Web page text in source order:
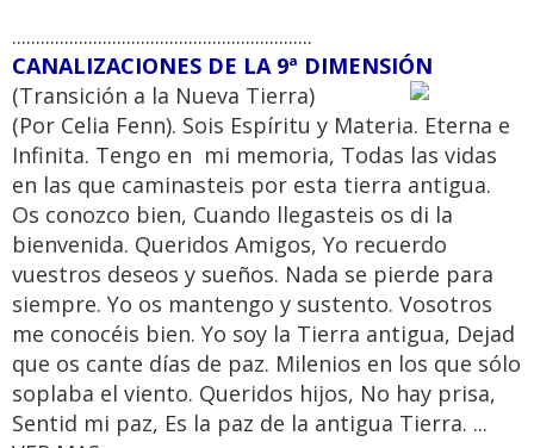
...............................................................
CANALIZACIONES DE LA 9ª DIMENSIÓN
(Transición a la Nueva Tierra)
(Por Celia Fenn). Sois Espíritu y Materia. Eterna e
Infinita. Tengo en mi memoria, Todas las vidas
en las que caminasteis por esta tierra antigua.
Os conozco bien, Cuando llegasteis os di la
bienvenida. Queridos Amigos, Yo recuerdo
vuestros deseos y sueños. Nada se pierde para
siempre. Yo os mantengo y sustento. Vosotros
me conocéis bien. Yo soy la Tierra antigua, Dejad
que os cante días de paz. Milenios en los que sólo
soplaba el viento. Queridos hijos, No hay prisa,
Sentid mi paz, Es la paz de la antigua Tierra. ...